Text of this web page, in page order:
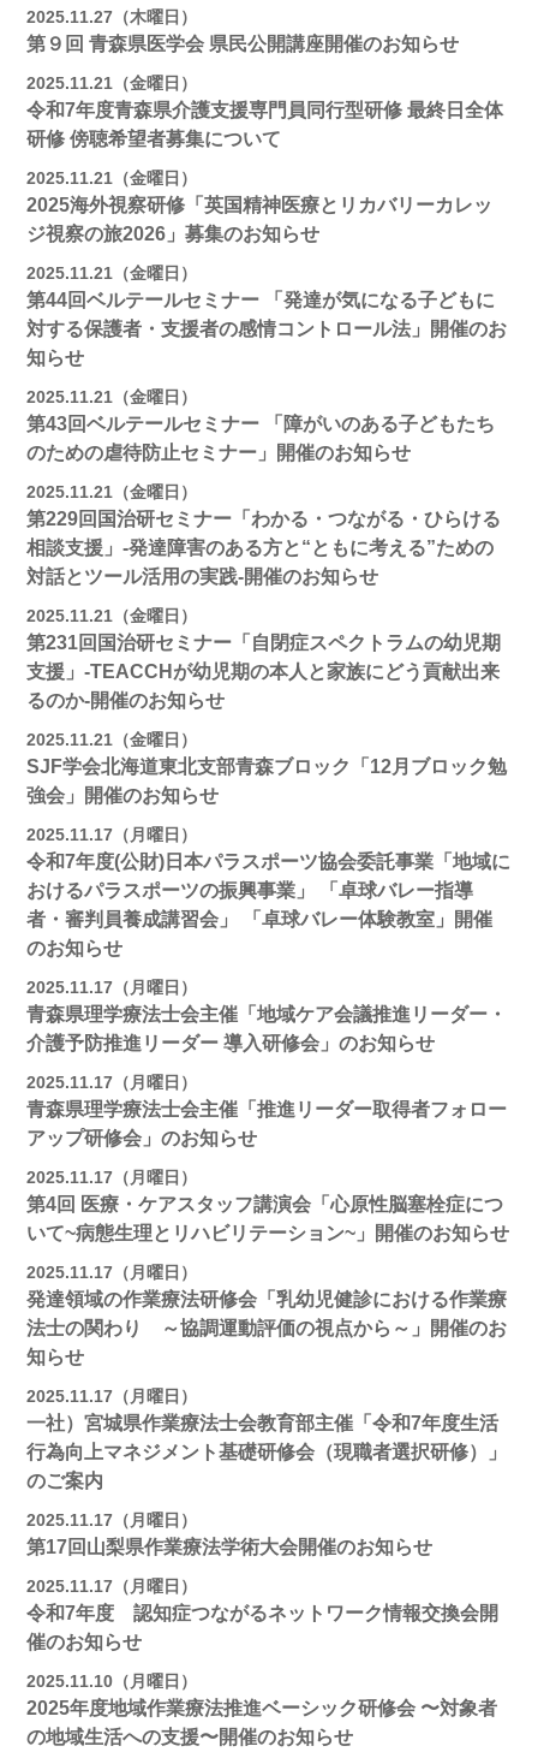
2025.11.27（木曜日）
第９回 青森県医学会 県民公開講座開催のお知らせ
2025.11.21（金曜日）
令和7年度青森県介護支援専門員同行型研修 最終日全体
研修 傍聴希望者募集について
2025.11.21（金曜日）
2025海外視察研修「英国精神医療とリカバリーカレッ
ジ視察の旅2026」募集のお知らせ
2025.11.21（金曜日）
第44回ベルテールセミナー 「発達が気になる子どもに
対する保護者・支援者の感情コントロール法」開催のお
知らせ
2025.11.21（金曜日）
第43回ベルテールセミナー 「障がいのある子どもたち
のための虐待防止セミナー」開催のお知らせ
2025.11.21（金曜日）
第229回国治研セミナー「わかる・つながる・ひらける
相談支援」-発達障害のある方と“ともに考える”ための
対話とツール活用の実践-開催のお知らせ
2025.11.21（金曜日）
第231回国治研セミナー「自閉症スペクトラムの幼児期
支援」-TEACCHが幼児期の本人と家族にどう貢献出来
るのか-開催のお知らせ
2025.11.21（金曜日）
SJF学会北海道東北支部青森ブロック「12月ブロック勉
強会」開催のお知らせ
2025.11.17（月曜日）
令和7年度(公財)日本パラスポーツ協会委託事業「地域に
おけるパラスポーツの振興事業」 「卓球バレー指導
者・審判員養成講習会」 「卓球バレー体験教室」開催
のお知らせ
2025.11.17（月曜日）
青森県理学療法士会主催「地域ケア会議推進リーダー・
介護予防推進リーダー 導入研修会」のお知らせ
2025.11.17（月曜日）
青森県理学療法士会主催「推進リーダー取得者フォロー
アップ研修会」のお知らせ
2025.11.17（月曜日）
第4回 医療・ケアスタッフ講演会「心原性脳塞栓症につ
いて~病態生理とリハビリテーション~」開催のお知らせ
2025.11.17（月曜日）
発達領域の作業療法研修会「乳幼児健診における作業療
法士の関わり ～協調運動評価の視点から～」開催のお
知らせ
2025.11.17（月曜日）
一社）宮城県作業療法士会教育部主催「令和7年度生活
行為向上マネジメント基礎研修会（現職者選択研修）」
のご案内
2025.11.17（月曜日）
第17回山梨県作業療法学術大会開催のお知らせ
2025.11.17（月曜日）
令和7年度 認知症つながるネットワーク情報交換会開
催のお知らせ
2025.11.10（月曜日）
2025年度地域作業療法推進ベーシック研修会 〜対象者
の地域⽣活への⽀援〜開催のお知らせ